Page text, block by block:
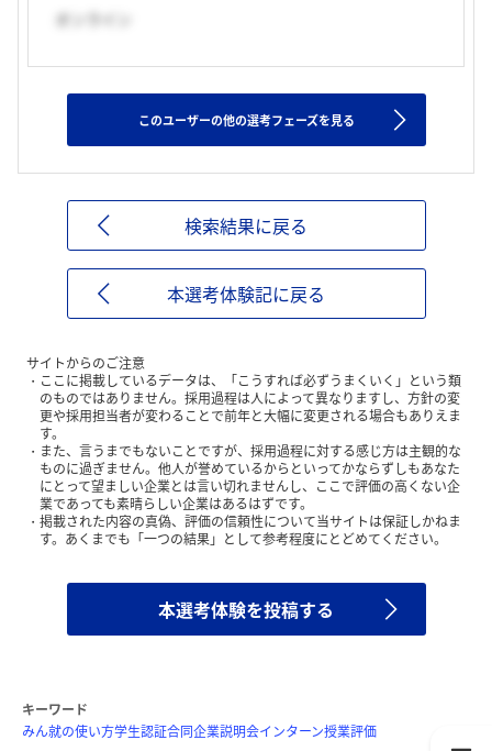
オンライン
このユーザーの他の選考フェーズを見る
検索結果に戻る
本選考体験記に戻る
サイトからのご注意
ここに掲載しているデータは、「こうすれば必ずうまくいく」という類
のものではありません。採用過程は人によって異なりますし、方針の変
更や採用担当者が変わることで前年と大幅に変更される場合もありえま
す。
また、言うまでもないことですが、採用過程に対する感じ方は主観的な
ものに過ぎません。他人が誉めているからといってかならずしもあなた
にとって望ましい企業とは言い切れませんし、ここで評価の高くない企
業であっても素晴らしい企業はあるはずです。
掲載された内容の真偽、評価の信頼性について当サイトは保証しかねま
す。あくまでも「一つの結果」として参考程度にとどめてください。
本選考体験を投稿する
キーワード
みん就の使い方学生認証合同企業説明会インターン授業評価